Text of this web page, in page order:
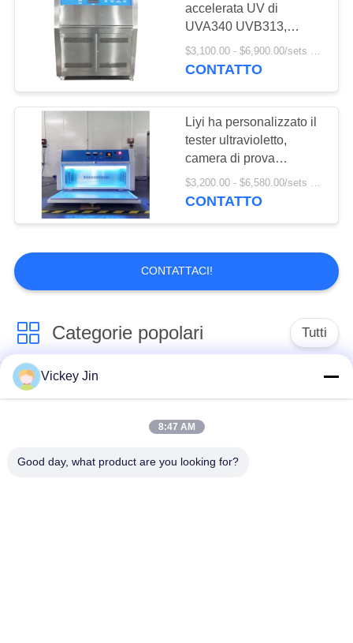
accelerata UV di
UVA340 UVB313,
camera UV di
invecchiamento di Liyi
$3,100.00 - $6,900.00/sets MOQ:1 INSIEME
CONTATTO
Liyi ha personalizzato il
tester ultravioletto,
camera di prova
invecchiante accelerata
UV
$3,200.00 - $6,580.00/sets MOQ:1 INSIEME
CONTATTO
CONTATTACI!
Categorie popolari Tutti
Camera di prova di
dello shock termico
elettrico
Vickey Jin
8:47 AM
Good day, what product are you looking for?